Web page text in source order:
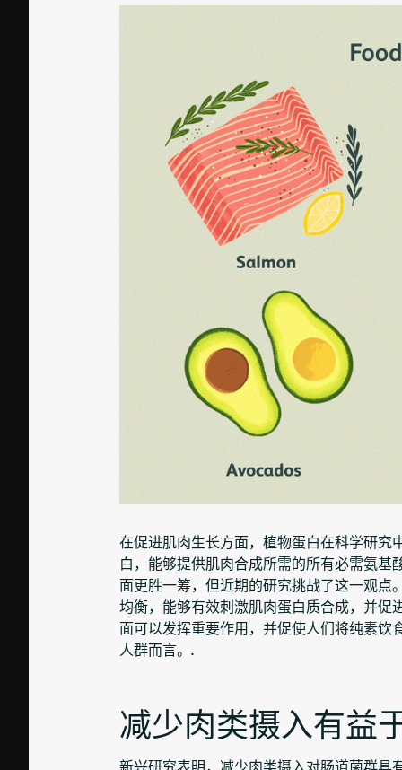
在促进肌肉生长方面，植物蛋白在科学研究
白，能够提供肌肉合成所需的所有必需氨
面更胜一筹，但近期的研究挑战了这一观
均衡，能够有效刺激肌肉蛋白质合成，并促
面可以发挥重要作用，并促使人们将纯素
人群而言。.
减少肉类摄入有益
新兴研究表明，减少肉类摄入对肠道菌群具